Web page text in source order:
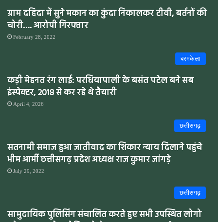
ग्राम दहिदा में सुने मकान का कुंदा निकालकर टीवी, बर्तनों की
चोरी…. आरोपी गिरफ्तार
February 28, 2022
बरमकेला
कड़ी मेहनत रंग लाई: परधियापाली के बसंत पटेल बने सब
इंस्पेक्टर, 2018 से कर रहे थे तैयारी
April 4, 2026
छत्तीसगढ़
सतनामी समाज हुआ जातीवाद का शिकार न्याय दिलाने पहुंचे
भीम आर्मी छत्तीसगढ़ प्रदेश अध्यक्ष राज कुमार जांगड़े
July 29, 2022
छत्तीसगढ़
सामुदायिक पुलिसिंग संचालित करते हुए सभी उपस्थित लोगो